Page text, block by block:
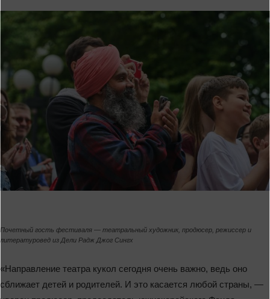
Почетный гость фестиваля — театральный художник, продюсер, режиссер и
литературовед из Дели Радж Джог Сингх
«Направление театра кукол сегодня очень важно, ведь оно
сближает детей и родителей. И это касается любой страны, —